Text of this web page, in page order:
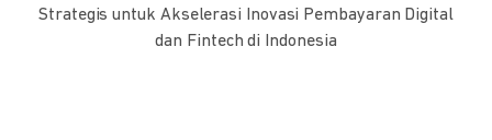
Strategis untuk Akselerasi Inovasi Pembayaran Digital
dan Fintech di Indonesia